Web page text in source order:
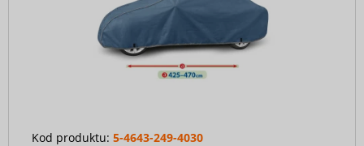
Kod produktu: 5-4643-249-4030